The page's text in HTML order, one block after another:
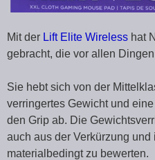
Mit der Lift Elite Wireless hat
gebracht, die vor allen
Sie hebt sich von der
verringertes Gewicht und
den Grip ab. Die
auch aus der Verkürzung und
materialbedingt zu bewerten.